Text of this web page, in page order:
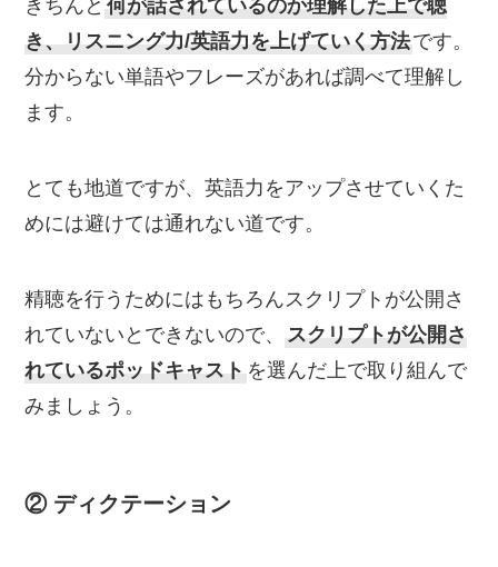
きちんと 何が話されているのか理解した上で聴
き、リスニング力/英語力を上げていく方法です。
分からない単語やフレーズがあれば調べて理解し
ます。
とても地道ですが、英語力をアップさせていくた
めには避けては通れない道です。
精聴を行うためにはもちろんスクリプトが公開さ
れていないとできないので、
スクリプトが公開さ
れているポッドキャスト を選んだ上で取り組んで
みましょう。
② ディクテーション